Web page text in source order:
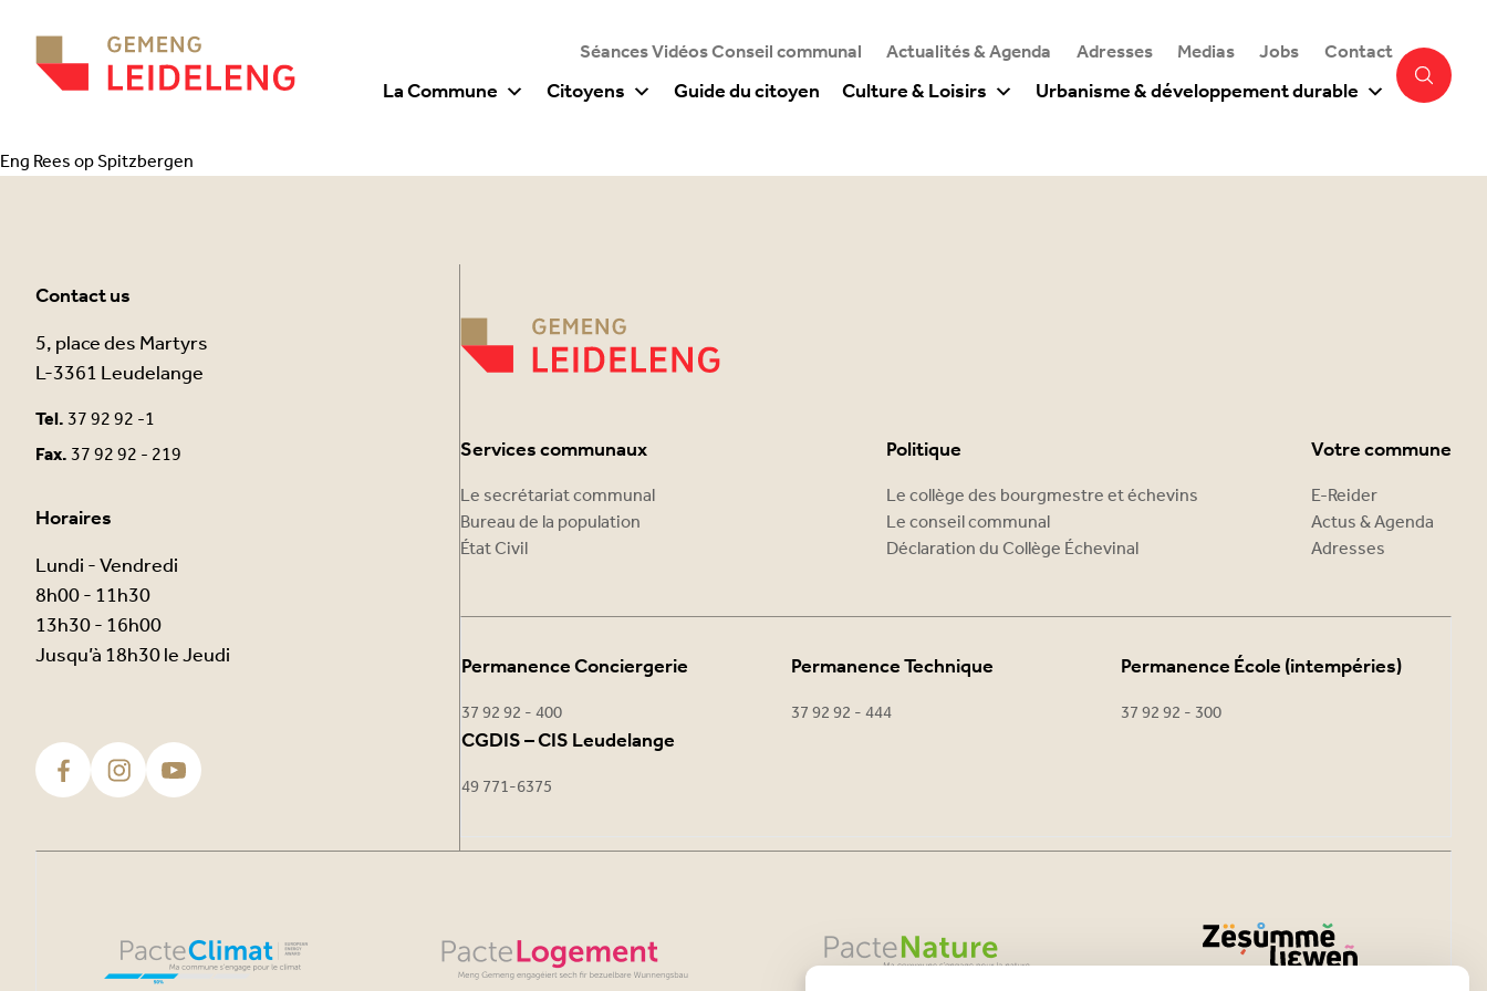
Séances Vidéos Conseil communal Actualités & Agenda Adresses Medias Jobs Contact
La Commune Citoyens Guide du citoyen Culture & Loisirs Urbanisme & développement durable
Eng Rees op Spitzbergen
Contact us
5, place des Martyrs
L-3361 Leudelange
Tel.37 92 92 -1
Fax.37 92 92 - 219
Horaires
Lundi - Vendredi
8h00 - 11h30
13h30 - 16h00
Jusqu’à 18h30 le Jeudi
Services communaux
Le secrétariat communal
Bureau de la population
État Civil
Politique
Le collège des bourgmestre et échevins
Le conseil communal
Déclaration du Collège Échevinal
Votre commune
E-Reider
Actus & Agenda
Adresses
Permanence Conciergerie
37 92 92 - 400
Permanence Technique
37 92 92 - 444
Permanence École (intempéries)
37 92 92 - 300
CGDIS – CIS Leudelange
49 771-6375